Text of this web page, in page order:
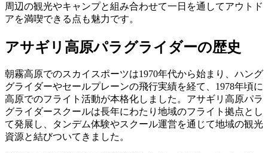
周辺の観光やキャンプと組み合わせて一日を通してアウトド
アを満喫できる点も魅力です。
アサギリ高原パラグライダーの歴史
朝霧高原でのスカイスポーツは1970年代から始まり、ハング
グライダーやセールプレーンの飛行実績を経て、1978年頃に
高原でのフライト活動が本格化しました。アサギリ高原パラ
グライダースクールは長年にわたり地域のフライト拠点とし
て発展し、タンデム体験やスクール運営を通じて地域の観光
資源と結びついてきました。